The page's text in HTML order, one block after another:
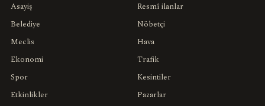
Asayiş
Belediye
Meclis
Ekonomi
Spor
Etkinlikler
Resmî ilanlar
Nöbetçi
Hava
Trafik
Kesintiler
Pazarlar